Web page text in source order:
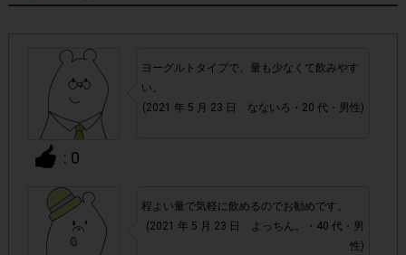
・参加(申し込み)を回答前にしていただければ、募集人数が
・他サイトを含めたレシートを活用したサービスのモニター
回答は、1つのアンケートにつき1人1回の参加とさせていた
だいております。
・悪質な投稿があった場合、
だくこともあります。
・スマートフォン、携帯電話、タブレットPCにつきまし
: 0
ヨーグルトタイプで、量も少なくて飲みやす
い。
(2021 年 5 月 23 日 なないろ・20 代・男性)
程よい量で気軽に飲めるのでお勧めです。
(2021 年 5 月 23 日 よっちん。・40 代・男
性)